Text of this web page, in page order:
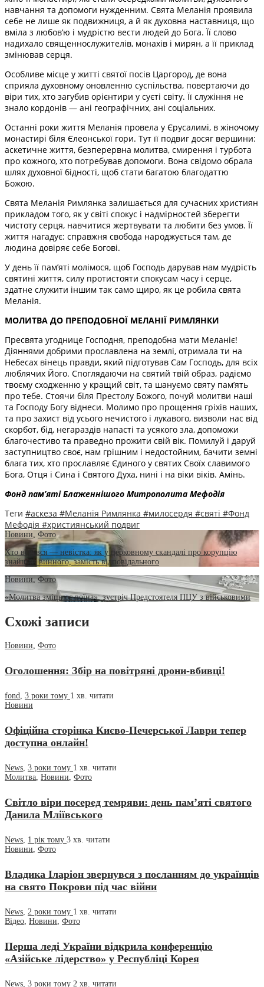
навчання та допомоги нужденним. Свята Меланія проявила
себе не лише як подвижниця, а й як духовна наставниця, що
вміла з любов’ю і мудрістю вести людей до Бога. Її слово
надихало священнослужителів, монахів і мирян, а її приклад
змінював серця.
Особливе місце у житті святої посів Царгород, де вона
сприяла духовному оновленню суспільства, повертаючи до
віри тих, хто загубив орієнтири у суєті світу. Її служіння не
знало кордонів — ані географічних, ані соціальних.
Останні роки життя Меланія провела у Єрусалимі, в жіночому
монастирі біля Єлеонської гори. Тут її подвиг досяг вершини:
аскетичне життя, безперервна молитва, смирення і турбота
про кожного, хто потребував допомоги. Вона свідомо обрала
шлях духовної бідності, щоб стати багатою благодаттю
Божою.
Свята Меланія Римлянка залишається для сучасних християн
прикладом того, як у світі спокус і надмірностей зберегти
чистоту серця, навчитися жертвувати та любити без умов. Її
життя нагадує: справжня свобода народжується там, де
людина довіряє себе Богові.
У день її пам’яті молімося, щоб Господь дарував нам мудрість
святині життя, силу протистояти спокусам часу і серце,
здатне служити іншим так само щиро, як це робила свята
Меланія.
МОЛИТВА ДО ПРЕПОДОБНОЇ МЕЛАНІЇ РИМЛЯНКИ
Пресвята угоднице Господня, преподобна мати Меланіє!
Діяннями добрими прославлена на землі, отримала ти на
Небесах вінець правди, який підготував Сам Господь, для всіх
люблячих Його. Споглядаючи на святий твій образ, радіємо
твоєму сходженню у кращий світ, та шануємо святу пам’ять
про тебе. Стоячи біля Престолу Божого, почуй молитви наші
та Господу Богу віднеси. Молимо про прощення гріхів наших,
та про захист від усього нечистого і лукавого, визволи нас від
скорбот, бід, негараздів напасті та усякого зла, допоможи
благочестиво та праведно прожити свій вік. Помилуй і даруй
заступництво своє, нам грішним і недостойним, бачити земні
блага тих, хто прославляє Єдиного у святих Своїх славимого
Бога, Отця і Сина і Святого Духа, нині і на віки віків. Амінь.
Фонд пам’яті Блаженнішого Митрополита Мефодія
Теги #аскеза #Меланія Римлянка #милосердя #святі #Фонд
Мефодія #християнський подвиг
Новини Фото
Хто всрався — невістка: як у церковному скандалі про корупцію
знайшли винного, замість відповідального
Новини,Фото
«Молитва зміцнює воїна»: зустріч Предстоятеля ПЦУ з військовими
Схожі записи
Новини, Фото
Оголошення: Збір на повітряні дрони-вбивці!
fond, 3 роки тому 1 хв. читати
Новини
Офіційна сторінка Києво-Печерської Лаври тепер
доступна онлайн!
News, 3 роки тому 1 хв. читати
Молитва, Новини, Фото
Свiтло вiри посеред темряви: день пам’ятi святого
Данила Млiївського
News, 1 рік тому 3 хв. читати
Новини, Фото
Владика Іларіон звернувся з посланням до українців
на свято Покрови під час війни
News 2 роки тому 1 хв. читати
Відео Новини Фото
Перша леді України відкрила конференцію
«Азійське лідерство» у Республіці Корея
News 3 роки тому 2 хв. читати